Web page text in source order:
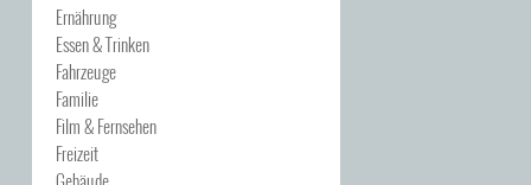
Ernährung
Essen & Trinken
Fahrzeuge
Familie
Film & Fernsehen
Freizeit